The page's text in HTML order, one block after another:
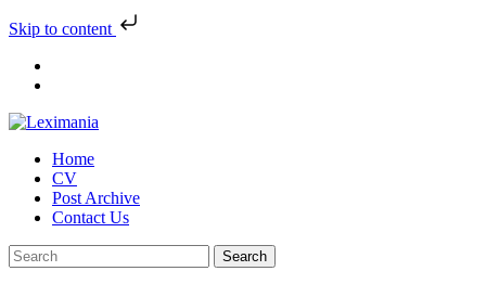
Skip to content
Skip
Home
CV
Post Archive
Contact Us